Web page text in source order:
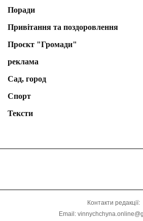
Поради
Привітання та поздоровлення
Проєкт "Громади"
реклама
Сад, город
Спорт
Тексти
Контакти редакції:
Email: